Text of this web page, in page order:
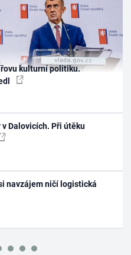
kulturní politiku.
Dalovicích. Při útěku
navzájem ničí logistická